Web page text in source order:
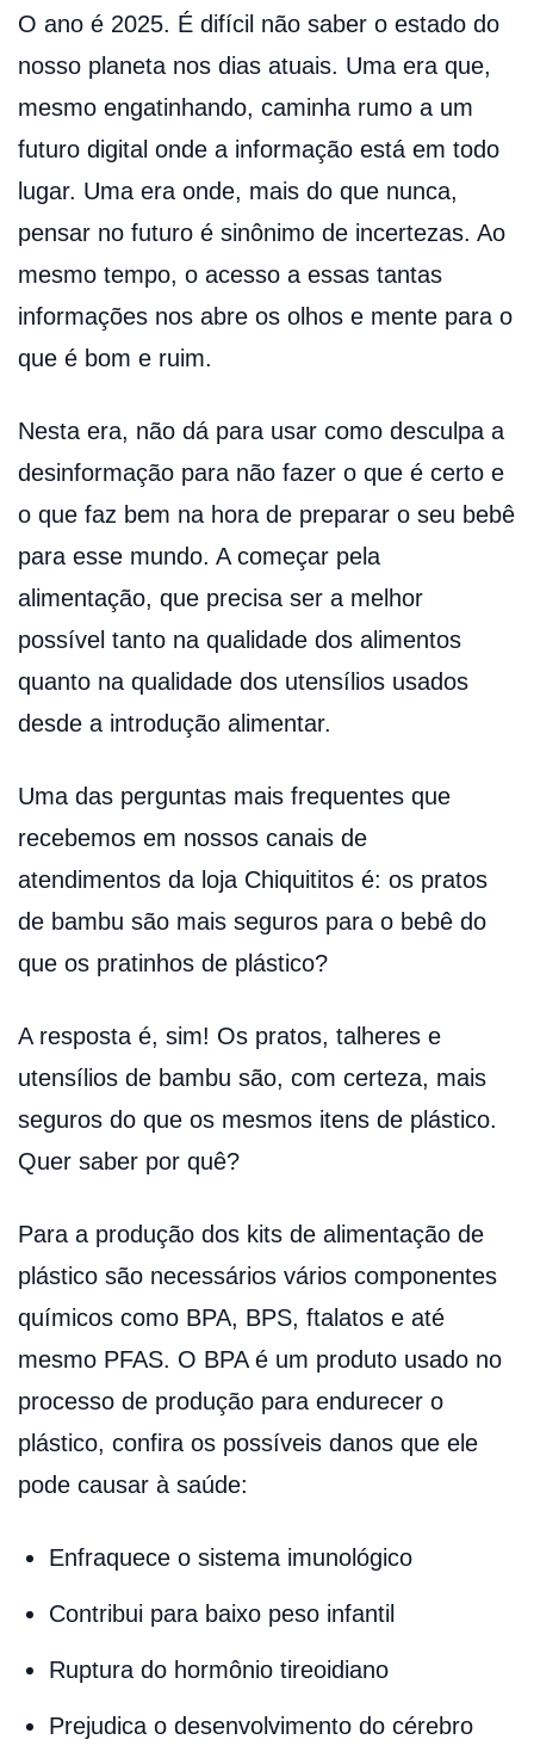
O ano é 2025. É difícil não saber o estado do
nosso planeta nos dias atuais. Uma era que,
mesmo engatinhando, caminha rumo a um
futuro digital onde a informação está em todo
lugar. Uma era onde, mais do que nunca,
pensar no futuro é sinônimo de incertezas. Ao
mesmo tempo, o acesso a essas tantas
informações nos abre os olhos e mente para o
que é bom e ruim.
Nesta era, não dá para usar como desculpa a
desinformação para não fazer o que é certo e
o que faz bem na hora de preparar o seu bebê
para esse mundo. A começar pela
alimentação, que precisa ser a melhor
possível tanto na qualidade dos alimentos
quanto na qualidade dos utensílios usados
desde a introdução alimentar.
Uma das perguntas mais frequentes que
recebemos em nossos canais de
atendimentos da loja Chiquititos é: os pratos
de bambu são mais seguros para o bebê do
que os pratinhos de plástico?
A resposta é, sim! Os pratos, talheres e
utensílios de bambu são, com certeza, mais
seguros do que os mesmos itens de plástico.
Quer saber por quê?
Para a produção dos kits de alimentação de
plástico são necessários vários componentes
químicos como BPA, BPS, ftalatos e até
mesmo PFAS. O BPA é um produto usado no
processo de produção para endurecer o
plástico, confira os possíveis danos que ele
pode causar à saúde:
Enfraquece o sistema imunológico
Contribui para baixo peso infantil
Ruptura do hormônio tireoidiano
Prejudica o desenvolvimento do cérebro